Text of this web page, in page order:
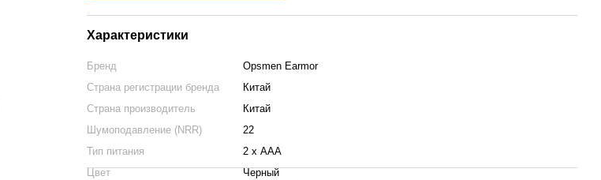
Характеристики
Бренд
Opsmen Earmor
Страна регистрации бренда
Китай
Страна производитель
Китай
Шумоподавление (NRR)
22
Тип питания
2 х AAA
Цвет
Черный